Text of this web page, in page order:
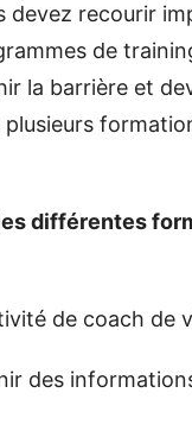
devez recourir
de
la barrière et
différentes
de coach de
des